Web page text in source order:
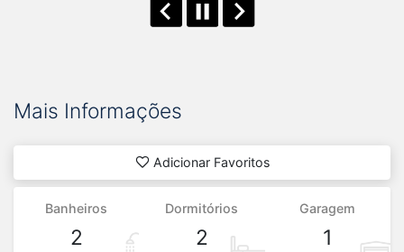
Mais Informações
Adicionar Favoritos
Banheiros
2
Dormitórios
2
Garagem
1